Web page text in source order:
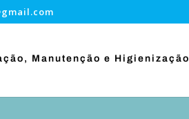
Manutenção e Higienização